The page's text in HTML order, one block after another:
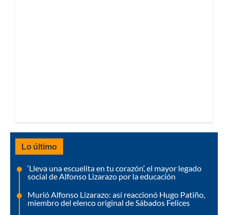
Lo último
‘Lleva una escuelita en tu corazón’, el mayor legado
social de Alfonso Lizarazo por la educación
Murió Alfonso Lizarazo: así reaccionó Hugo Patiño,
miembro del elenco original de Sábados Felices